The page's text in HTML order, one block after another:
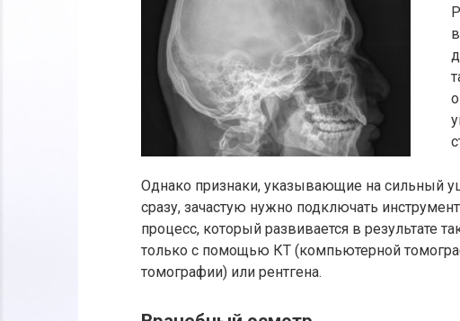
Однако признаки, указывающие на сильный
сразу, зачастую нужно подключать
процесс, который развивается в результате
только с помощью КТ (компьютерной
томографии) или рентгена.